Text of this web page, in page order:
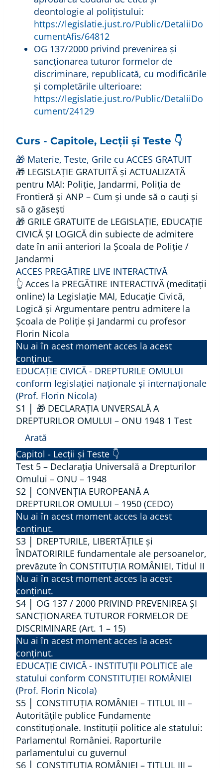
deontologie al polițistului:
https://legislatie.just.ro/Public/DetaliiDo
cumentAfis/64812
OG 137/2000 privind prevenirea şi
sancţionarea tuturor formelor de
discriminare, republicată, cu modificările
și completările ulterioare:
https://legislatie.just.ro/Public/DetaliiDo
cument/24129
Curs - Capitole, Lecții și Teste 👇
🎁 Materie, Teste, Grile cu ACCES GRATUIT
🎁 LEGISLAȚIE GRATUITĂ și ACTUALIZATĂ
pentru MAI: Poliție, Jandarmi, Poliția de
Frontieră și ANP – Cum și unde să o cauți și
să o găsești
🎁 GRILE GRATUITE de LEGISLAȚIE, EDUCAȚIE
CIVICĂ ȘI LOGICĂ din subiecte de admitere
date în anii anteriori la Școala de Poliție /
Jandarmi
ACCES PREGĂTIRE LIVE INTERACTIVĂ
👆 Acces la PREGĂTIRE INTERACTIVĂ (meditații
online) la Legislație MAI, Educație Civică,
Logică și Argumentare pentru admitere la
Școala de Poliție și Jandarmi cu profesor
Florin Nicola
Nu ai în acest moment acces la acest
conținut.
EDUCAȚIE CIVICĂ - DREPTURILE OMULUI
conform legislației naționale și internaționale
(Prof. Florin Nicola)
S1 │ 🎁 DECLARAȚIA UNVERSALĂ A
DREPTURILOR OMULUI – ONU 1948 1 Test
Arată
S
1
│
🎁
D
E
C
L
A
R
A
Ț
I
A
U
N
V
E
R
S
A
L
Ă
Capitol - Lecții și Teste 👇
Test 5 – Declarația Universală a Drepturilor
Omului – ONU – 1948
S2 │ CONVENȚIA EUROPEANĂ A
DREPTURILOR OMULUI – 1950 (CEDO)
Nu ai în acest moment acces la acest
conținut.
S3 │ DREPTURILE, LIBERTĂȚILE și
ÎNDATORIRILE fundamentale ale persoanelor,
prevăzute în CONSTITUȚIA ROMÂNIEI, Titlul II
Nu ai în acest moment acces la acest
conținut.
S4 │ OG 137 / 2000 PRIVIND PREVENIREA ȘI
SANCȚIONAREA TUTUROR FORMELOR DE
DISCRIMINARE (Art. 1 – 15)
Nu ai în acest moment acces la acest
conținut.
EDUCAȚIE CIVICĂ - INSTITUȚII POLITICE ale
statului conform CONSTITUȚIEI ROMÂNIEI
(Prof. Florin Nicola)
S5 │ CONSTITUȚIA ROMÂNIEI – TITLUL III –
Autorităţile publice Fundamente
constituționale. Instituții politice ale statului:
Parlamentul României. Raporturile
parlamentului cu guvernul
S6 │ CONSTITUȚIA ROMÂNIEI – TITLUL III –